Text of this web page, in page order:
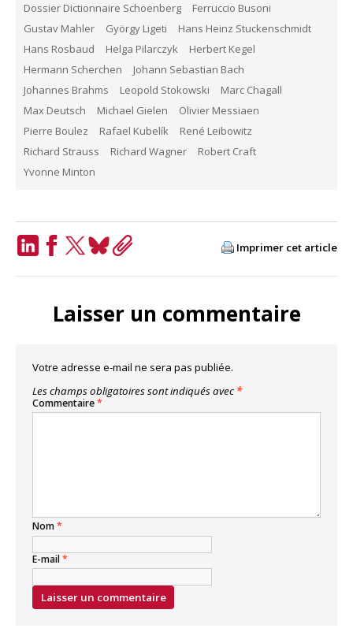
Dossier Dictionnaire Schoenberg
Ferruccio Busoni
Gustav Mahler
György Ligeti
Hans Heinz Stuckenschmidt
Hans Rosbaud
Helga Pïlarczyk
Herbert Kegel
Hermann Scherchen
Johann Sebastian Bach
Johannes Brahms
Leopold Stokowski
Marc Chagall
Max Deutsch
Michael Gielen
Olivier Messiaen
Pierre Boulez
Rafael Kubelík
René Leibowitz
Richard Strauss
Richard Wagner
Robert Craft
Yvonne Minton
Imprimer cet article
Laisser un commentaire
Votre adresse e-mail ne sera pas publiée.
Les champs obligatoires sont indiqués avec *
Commentaire*
Nom*
E-mail*